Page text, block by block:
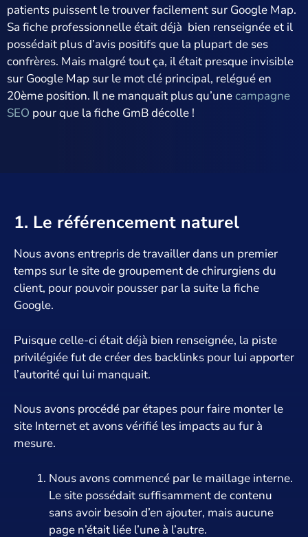
patients puissent le trouver facilement sur Google Map.
Sa fiche professionnelle était déjà bien renseignée et il
possédait plus d’avis positifs que la plupart de ses
confrères. Mais malgré tout ça, il était presque invisible
sur Google Map sur le mot clé principal, relégué en
20ème position. Il ne manquait plus qu’unecampagne
SEO pour que la fiche GmB décolle !
1. Le référencement naturel
Nous avons entrepris de travailler dans un premier
temps sur le site de groupement de chirurgiens du
client, pour pouvoir pousser par la suite la fiche
Google.
Puisque celle-ci était déjà bien renseignée, la piste
privilégiée fut de créer des backlinks pour lui apporter
l’autorité qui lui manquait.
Nous avons procédé par étapes pour faire monter le
site Internet et avons vérifié les impacts au fur à
mesure.
Nous avons commencé par le maillage interne.
Le site possédait suffisamment de contenu
sans avoir besoin d’en ajouter, mais aucune
page n’était liée l’une à l’autre.